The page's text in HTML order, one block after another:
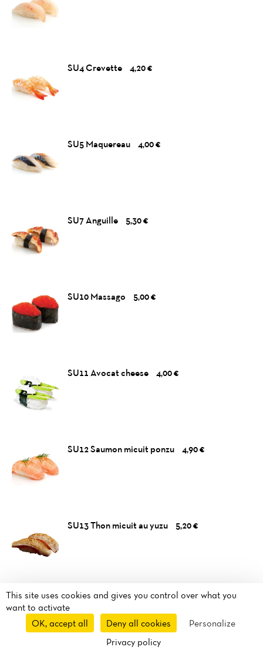
SU4 Crevette 4,20 €
SU5 Maquereau 4,00 €
SU7 Anguille 5,30 €
SU10 Massago 5,00 €
SU11 Avocat cheese 4,00 €
SU12 Saumon micuit ponzu 4,90 €
SU13 Thon micuit au yuzu 5,20 €
BROCHETTE
Delivery Route
This site uses cookies and gives you control over what you
want to activate
OK, accept all
Deny all cookies
Personalize
Privacy policy